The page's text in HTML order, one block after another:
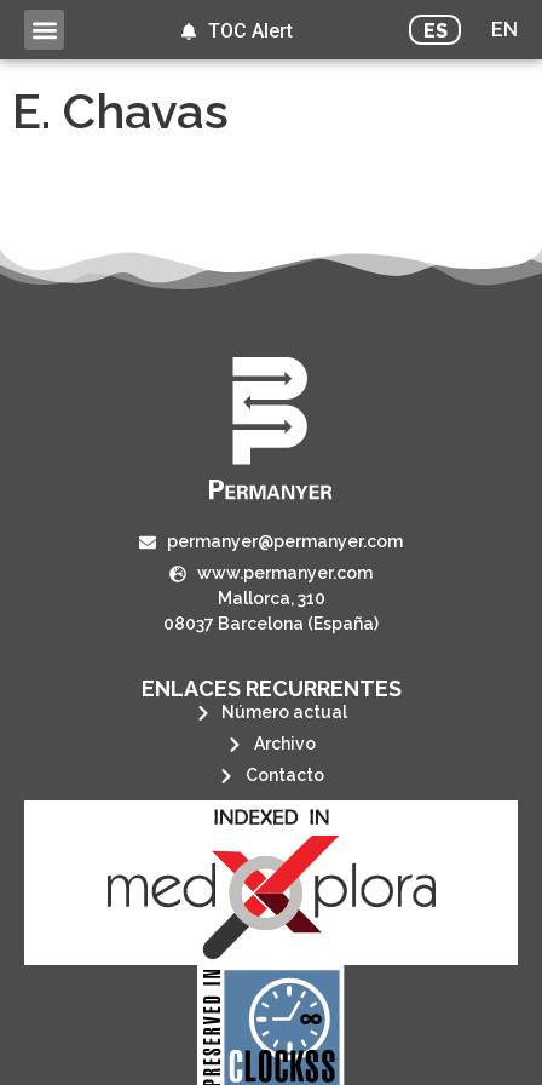
ES EN
TOC Alert
E. Chavas
permanyer@permanyer.com
www.permanyer.com
Mallorca, 310
08037 Barcelona (España)
ENLACES RECURRENTES
Número actual
Archivo
Contacto
CLOCKSS is a dak archive that
ensures the long-term survival
of web-based scholary
publications, governed by and for
its stakeholders.